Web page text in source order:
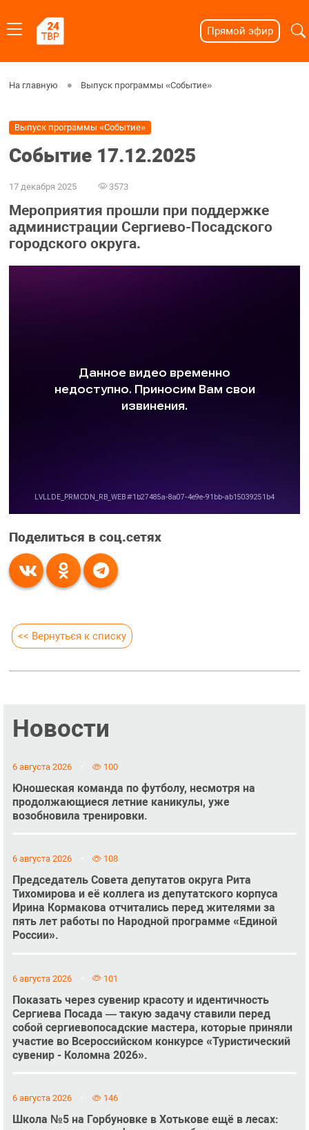
Прямой эфир
На главную Выпуск программы «Событие»
Выпуск программы «Событие»
Событие 17.12.2025
17 декабря 2025 3573
Мероприятия прошли при поддержке
администрации Сергиево-Посадского
городского округа.
Поделиться в соц.сетях
<< Вернуться к списку
Новости
6 августа 2026 100
Юношеская команда по футболу, несмотря на
продолжающиеся летние каникулы, уже
возобновила тренировки.
6 августа 2026 108
Председатель Совета депутатов округа Рита
Тихомирова и её коллега из депутатского корпуса
Ирина Кормакова отчитались перед жителями за
пять лет работы по Народной программе «Единой
России».
6 августа 2026 101
Показать через сувенир красоту и идентичность
Сергиева Посада — такую задачу ставили перед
собой сергиевопосадские мастера, которые приняли
участие во Всероссийском конкурсе «Туристический
сувенир - Коломна 2026».
6 августа 2026 146
Школа №5 на Горбуновке в Хотькове ещё в лесах: